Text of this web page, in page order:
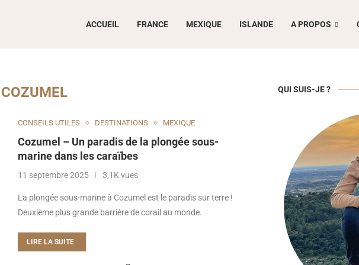
ACCUEIL FRANCE MEXIQUE ISLANDE A PROPOS
COZUMEL
CONSEILS UTILES DESTINATIONS MEXIQUE
Cozumel – Un paradis de la plongée sous-
marine dans les caraïbes
11 septembre 2025 3,1K vues
La plongée sous-marine à Cozumel est le paradis sur terre !
Deuxième plus grande barrière de corail au monde.
LIRE LA SUITE
QUI SUIS-JE ?